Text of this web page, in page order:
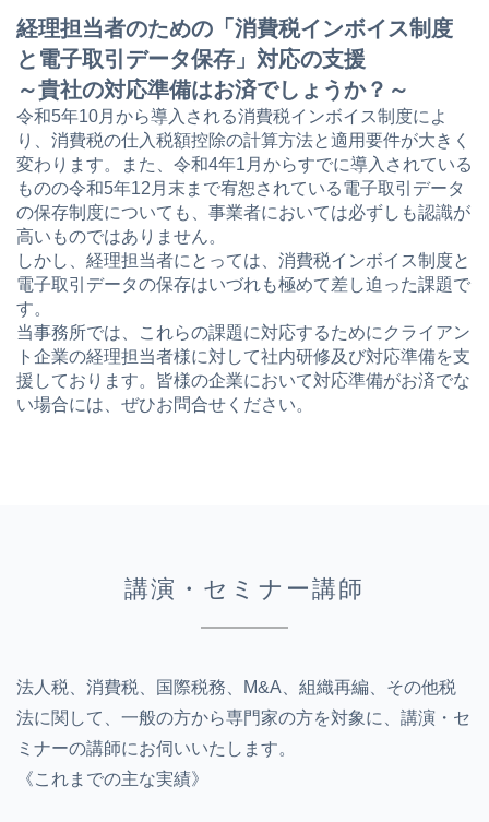
経理担当者のための「消費税インボイス制度
と電子取引データ保存」対応の支援
～貴社の対応準備はお済でしょうか？～
令和5年10月から導入される消費税インボイス制度によ
り、消費税の仕入税額控除の計算方法と適用要件が大きく
変わります。また、令和4年1月からすでに導入されている
ものの令和5年12月末まで宥恕されている電子取引データ
の保存制度についても、事業者においては必ずしも認識が
高いものではありません。
しかし、経理担当者にとっては、消費税インボイス制度と
電子取引データの保存はいづれも極めて差し迫った課題で
す。
当事務所では、これらの課題に対応するためにクライアン
ト企業の経理担当者様に対して社内研修及び対応準備を支
援しております。皆様の企業において対応準備がお済でな
い場合には、ぜひお問合せください。
講演・セミナー講師
法人税、消費税、国際税務、M&A、組織再編、その他税
法に関して、一般の方から専門家の方を対象に、講演・セ
ミナーの講師にお伺いいたします。
《これまでの主な実績》